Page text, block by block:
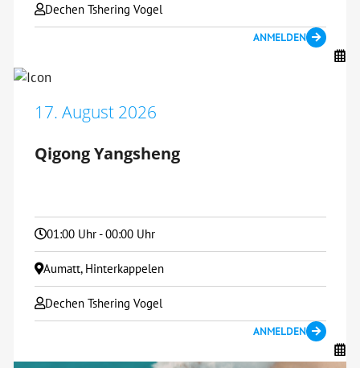
Dechen Tshering Vogel
ANMELDEN
17. August 2026
Qigong Yangsheng
01:00 Uhr - 00:00 Uhr
Aumatt, Hinterkappelen
Dechen Tshering Vogel
ANMELDEN